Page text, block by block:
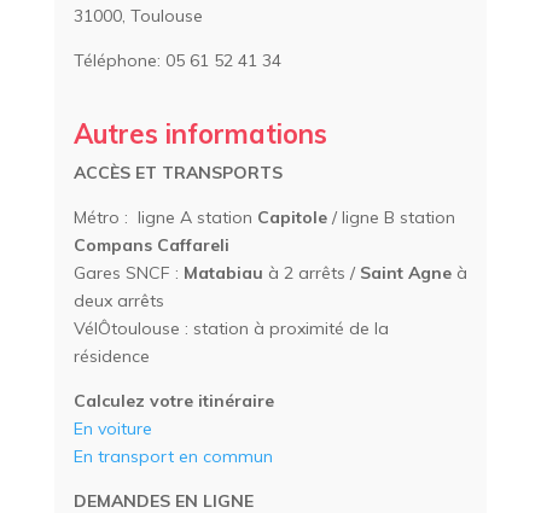
31000, Toulouse
Téléphone: 05 61 52 41 34
Autres informations
ACCÈSET TRANSPORTS
Métro : ligne A station Capitole/ ligne B station
Compans Caffareli
Gares SNCF : Matabiau à 2 arrêts / Saint Agneà
deux arrêts
VélÔtoulouse : station à proximité de la
résidence
Calculez votre itinéraire
En voiture
En transport en commun
DEMANDES EN LIGNE